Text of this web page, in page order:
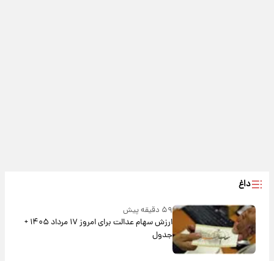
داغ
۵۹ دقیقه پیش
ارزش سهام عدالت برای امروز ۱۷ مرداد ۱۴۰۵ +
جدول